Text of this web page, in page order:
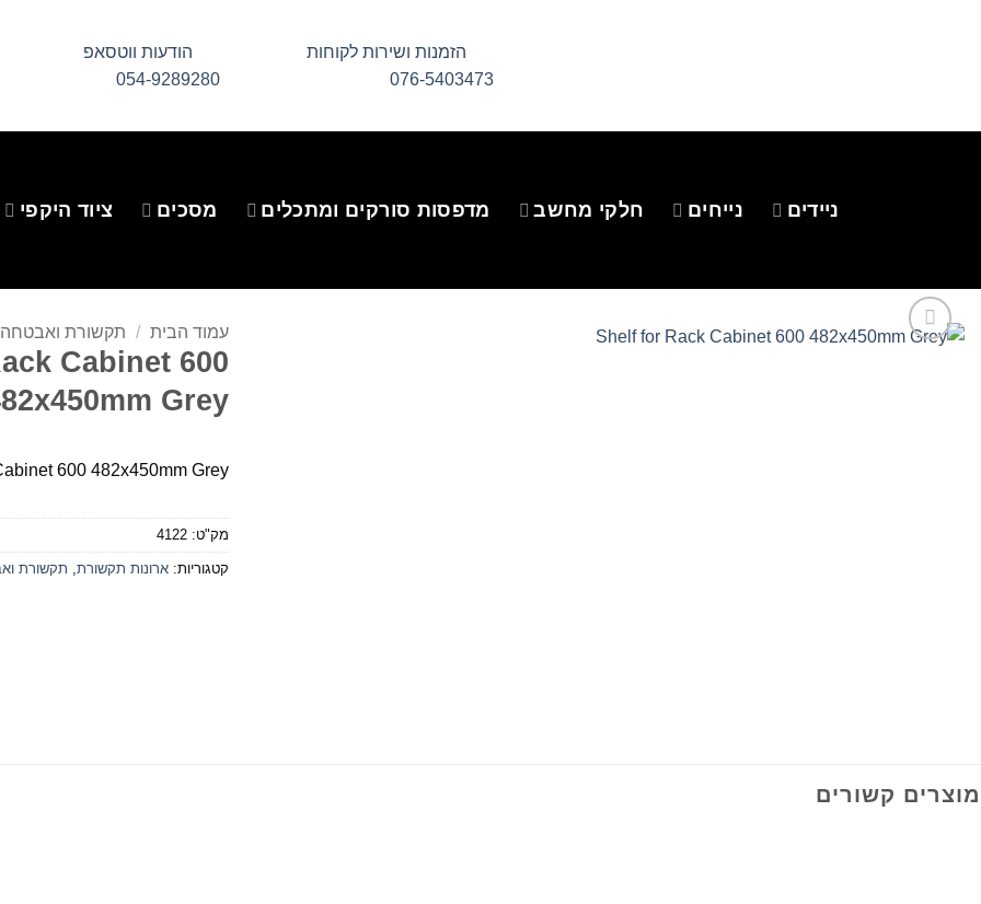
הזמנות ושירות לקוחות
076-5403473
הודעות ווטסאפ
054-9289280
ניידים נייחים חלקי מחשב מדפסות סורקים ומתכלים מסכים ציוד היקפי
עמוד הבית / תקשורת ואבטחה
Cabinet 600
Grey
600 482x450mm Grey
מק"ט: 4122
קטגוריות: ארונות תקשורת תקשורת
מוצרים קשורים